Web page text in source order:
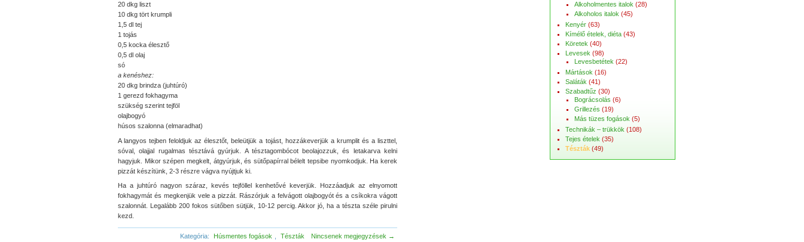
20 dkg liszt
10 dkg tört krumpli
1,5 dl tej
1 tojás
0,5 kocka élesztő
0,5 dl olaj
só
a kenéshez:
20 dkg brindza (juhtúró)
1 gerezd fokhagyma
szükség szerint tejföl
olajbogyó
húsos szalonna (elmaradhat)
A langyos tejben feloldjuk az élesztőt, beleütjük a tojást, hozzákeverjük a krumplit és a liszttel,
sóval, olajjal rugalmas tésztává gyúrjuk. A tésztagombócot beolajozzuk, és letakarva kelni
hagyjuk. Mikor szépen megkelt, átgyúrjuk, és sütőpapírral bélelt tepsibe nyomkodjuk. Ha kerek
pizzát készítünk, 2-3 részre vágva nyújtjuk ki.
Ha a juhtúró nagyon száraz, kevés tejföllel kenhetővé keverjük. Hozzáadjuk az elnyomott
fokhagymát és megkenjük vele a pizzát. Rászórjuk a felvágott olajbogyót és a csíkokra vágott
szalonnát. Legalább 200 fokos sütőben sütjük, 10-12 percig. Akkor jó, ha a tészta széle pirulni
kezd.
Kategória: Húsmentes fogások Tészták Nincsenek megjegyzések →
Alkoholmentes italok (28)
Alkoholos italok (45)
Kenyér (63)
Kímélő ételek, diéta (43)
Köretek (40)
Levesek (98)
Levesbetétek (22)
Mártások (16)
Saláták (41)
Szabadtűz (30)
Bográcsolás (6)
Grillezés (19)
Más tüzes fogások (5)
Technikák – trükkök (108)
Tejes ételek (35)
Tészták (49)